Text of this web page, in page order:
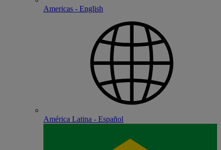
Americas - English
América Latina - Español